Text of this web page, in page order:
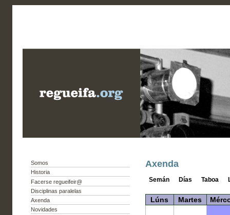
Somos
Historia
Facerse regueifeir@
Disciplinas paralelas
Axenda
Novidades
Axenda
Semán Días Taboa
Lúns Martes